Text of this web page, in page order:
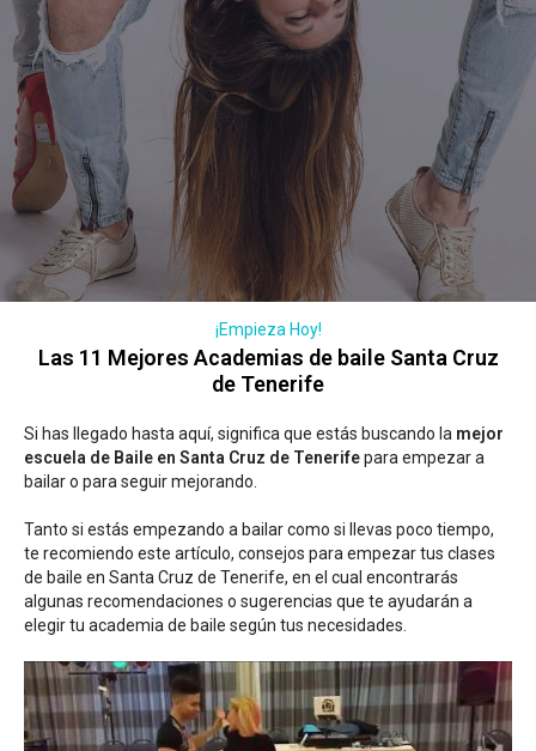
¡Empieza Hoy!
Las 11 Mejores Academias de baile Santa Cruz
de Tenerife
Si has llegado hasta aquí, significa que estás buscando la mejor
escuela de Baile en Santa Cruz de Tenerifepara empezar a
bailar o para seguir mejorando.
Tanto si estás empezando a bailar como si llevas poco tiempo,
te recomiendo este artículo, consejos para empezar tus clases
de baile en Santa Cruz de Tenerife, en el cual encontrarás
algunas recomendaciones o sugerencias que te ayudarán a
elegir tu academia de baile según tus necesidades.